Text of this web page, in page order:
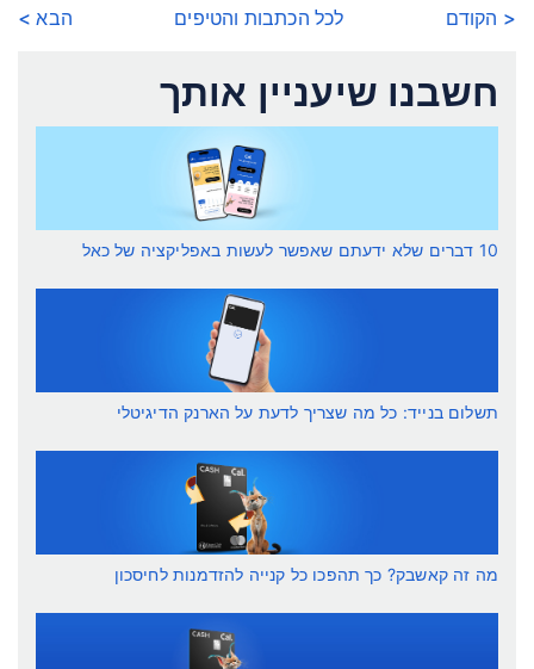
< הקודם לכל הכתבות והטיפים הבא >
חשבנו שיעניין אותך
10 דברים שלא ידעתם שאפשר לעשות באפליקציה של כאל
תשלום בנייד: כל מה שצריך לדעת על הארנק הדיגיטלי
מה זה קאשבק? כך תהפכו כל קנייה להזדמנות לחיסכון